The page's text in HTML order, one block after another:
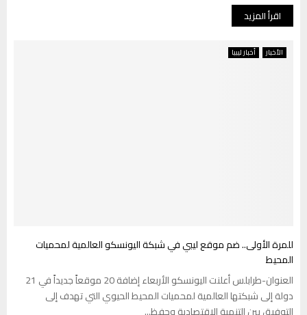
اقرأ المزيد
الأخبار أخبار ليبيا
للمرة الأولى.. ضم موقع ليبي في شبكة اليونسكو العالمية لمحميات
المحيط
العنوان-طرابلس أعلنت اليونسكو الأربعاء إضافة 20 موقعاً جديداً في 21
دولة إلى شبكتها العالمية لمحميات المحيط الحيوي التي تهدف إلى